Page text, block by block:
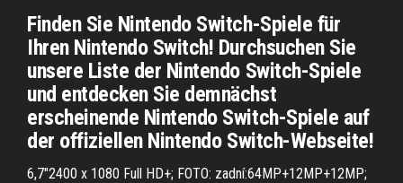
Finden Sie Nintendo Switch-Spiele für
Ihren Nintendo Switch! Durchsuchen Sie
unsere Liste der Nintendo Switch-Spiele
und entdecken Sie demnächst
erscheinende Nintendo Switch-Spiele auf
der offiziellen Nintendo Switch-Webseite!
6,7"2400 x 1080 Full HD+; FOTO: zadní:64MP+12MP+12MP;